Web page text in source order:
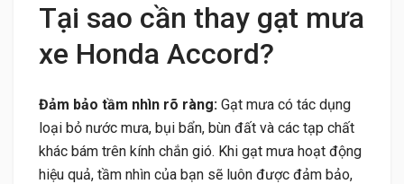
Tại sao cần thay gạt mưa
xe Honda Accord?
Đảm bảo tầm nhìn rõ ràng: Gạt mưa có tác dụng
loại bỏ nước mưa, bụi bẩn, bùn đất và các tạp chất
khác bám trên kính chắn gió. Khi gạt mưa hoạt động
hiệu quả, tầm nhìn của bạn sẽ luôn được đảm bảo,